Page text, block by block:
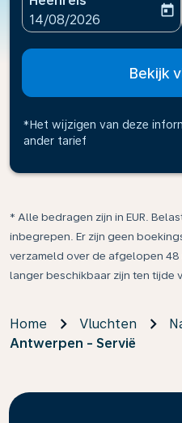
fc-booking-departure-
14/08/2026
today
Bekijk
*Het wijzigen van deze
ander tarief
* Alle bedragen zijn in EUR.
inbegrepen. Er zijn geen
verzameld over de afgelopen
langer beschikbaar zijn ten tijde
Home Vluchten
Antwerpen - Servië